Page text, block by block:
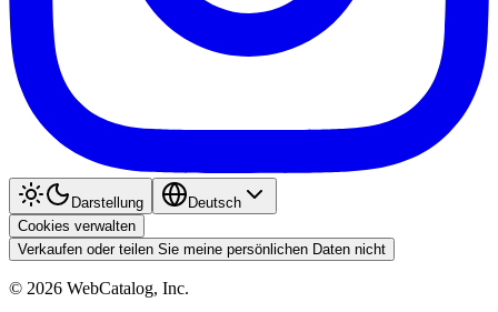
Darstellung
Deutsch
Cookies verwalten
Verkaufen oder teilen Sie meine persönlichen Daten nicht
© 2026 WebCatalog, Inc.